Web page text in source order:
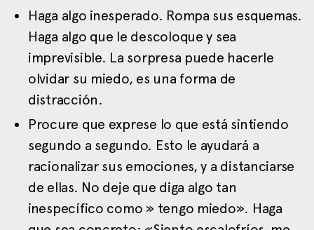
Haga algo inesperado. Rompa sus esquemas.
Haga algo que le descoloque y sea
imprevisible. La sorpresa puede hacerle
olvidar su miedo, es una forma de
distracción.
Procure que exprese lo que está sintiendo
segundo a segundo. Esto le ayudará a
racionalizar sus emociones, y a distanciarse
de ellas. No deje que diga algo tan
inespecífico como » tengo miedo». Haga